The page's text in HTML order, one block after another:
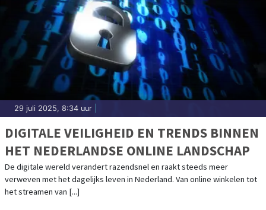
29 juli 2025, 8:34 uur
DIGITALE VEILIGHEID EN TRENDS BINNEN
HET NEDERLANDSE ONLINE LANDSCHAP
De digitale wereld verandert razendsnel en raakt steeds meer
verweven met het dagelijks leven in Nederland. Van online winkelen tot
het streamen van [...]